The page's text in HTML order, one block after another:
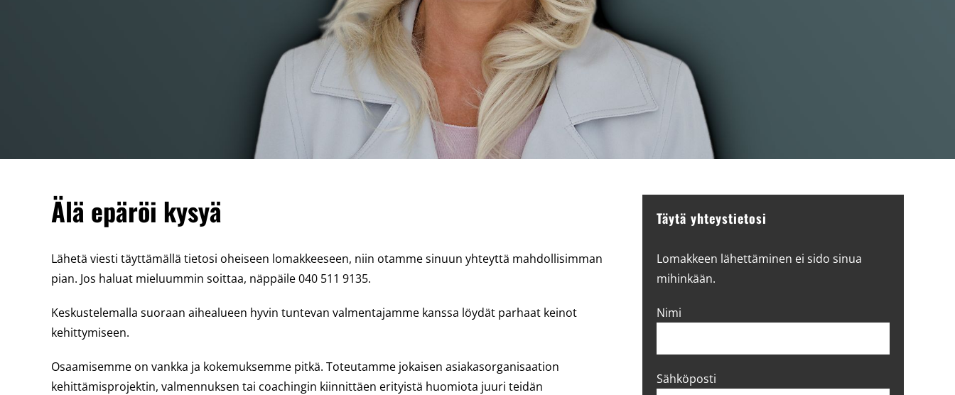
Älä epäröi kysyä
Lähetä viesti täyttämällä tietosi oheiseen lomakkeeseen, niin otamme sinuun yhteyttä mahdollisimman
pian. Jos haluat mieluummin soittaa, näppäile 040 511 9135.
Keskustelemalla suoraan aihealueen hyvin tuntevan valmentajamme kanssa löydät parhaat keinot
kehittymiseen.
Osaamisemme on vankka ja kokemuksemme pitkä. Toteutamme jokaisen asiakasorganisaation
kehittämisprojektin, valmennuksen tai coachingin kiinnittäen erityistä huomiota juuri teidän
Täytä yhteystietosi
Lomakkeen lähettäminen ei sido sinua
mihinkään.
Nimi
Sähköposti